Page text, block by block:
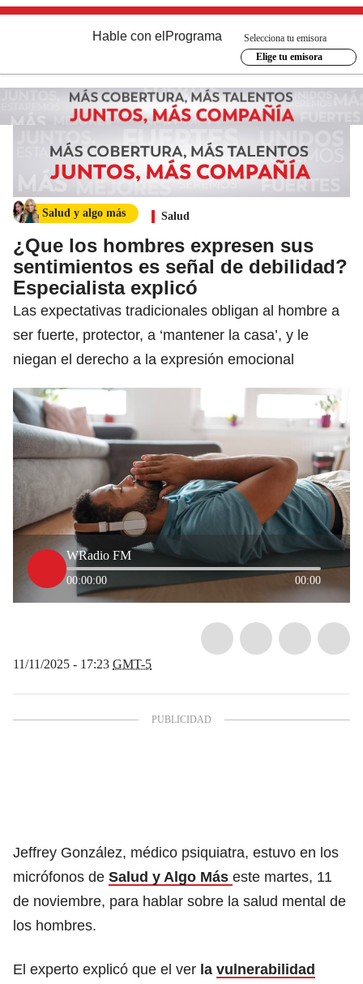
Hable con el Programa
Selecciona tu emisora
Elige tu emisora
Salud y algo más Salud
¿Que los hombres expresen sus
sentimientos es señal de debilidad?
Especialista explicó
Las expectativas tradicionales obligan al hombre a
ser fuerte, protector, a ‘mantener la casa’, y le
niegan el derecho a la expresión emocional
WRadio FM
00:00:00 00:00
11/11/2025 - 17:23 GMT-5
Jeffrey González, médico psiquiatra, estuvo en los
micrófonos de Salud y Algo Más este martes, 11
de noviembre, para hablar sobre la salud mental de
los hombres.
El experto explicó que el ver la vulnerabilidad